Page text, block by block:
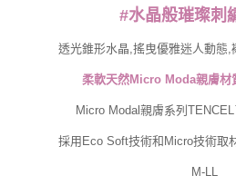
請求用戶進行身份認證。
恩沛科技股份有限公司將有權停止該用戶之
#水晶般璀璨刺
透光錐形水晶,搖曳優雅迷人動態,
柔軟天然Micro Moda親膚材
Micro Modal親膚系列
採用Eco Soft技術和Micro技術取
M-LL